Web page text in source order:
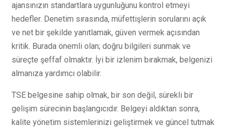
ajansınızın standartlara uygunluğunu kontrol etmeyi
hedefler. Denetim sırasında, müfettişlerin sorularını açık
ve net bir şekilde yanıtlamak, güven vermek açısından
kritik. Burada önemli olan; doğru bilgileri sunmak ve
süreçte şeffaf olmaktır. İyi bir izlenim bırakmak, belgenizi
almanıza yardımcı olabilir.
TSE belgesine sahip olmak, bir son değil, sürekli bir
gelişim sürecinin başlangıcıdır. Belgeyi aldıktan sonra,
kalite yönetim sistemlerinizi geliştirmek ve güncel tutmak